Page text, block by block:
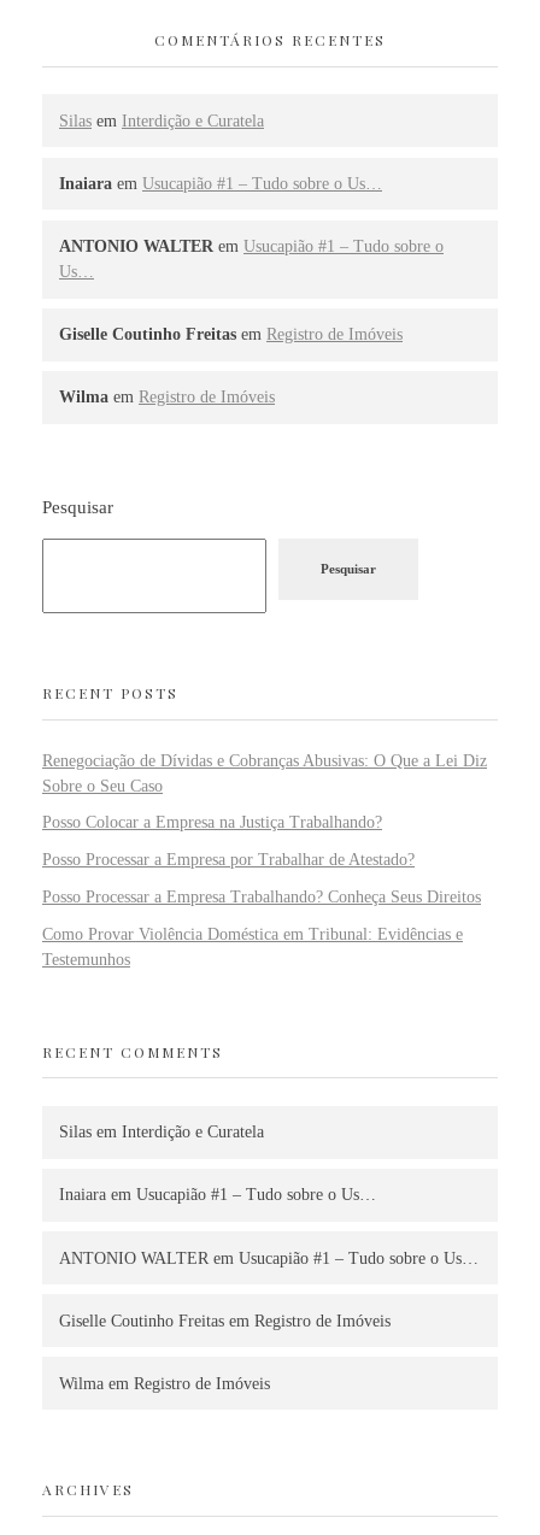
COMENTÁRIOS RECENTES
Silas em Interdição e Curatela
Inaiara em Usucapião #1 – Tudo sobre o Us…
ANTONIO WALTER em Usucapião #1 – Tudo sobre o
Us…
Giselle Coutinho Freitas em Registro de Imóveis
Wilma em Registro de Imóveis
Pesquisar
Pesquisar
RECENT POSTS
Renegociação de Dívidas e Cobranças Abusivas: O Que a Lei Diz
Sobre o Seu Caso
Posso Colocar a Empresa na Justiça Trabalhando?
Posso Processar a Empresa por Trabalhar de Atestado?
Posso Processar a Empresa Trabalhando? Conheça Seus Direitos
Como Provar Violência Doméstica em Tribunal: Evidências e
Testemunhos
RECENT COMMENTS
Silas em Interdição e Curatela
Inaiara em Usucapião #1 – Tudo sobre o Us…
ANTONIO WALTER em Usucapião #1 – Tudo sobre o Us…
Giselle Coutinho Freitas em Registro de Imóveis
Wilma em Registro de Imóveis
ARCHIVES